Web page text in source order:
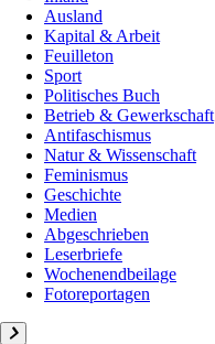
Ausland
Kapital & Arbeit
Feuilleton
Sport
Politisches Buch
Betrieb & Gewerkschaft
Antifaschismus
Natur & Wissenschaft
Feminismus
Geschichte
Medien
Abgeschrieben
Leserbriefe
Wochenendbeilage
Fotoreportagen